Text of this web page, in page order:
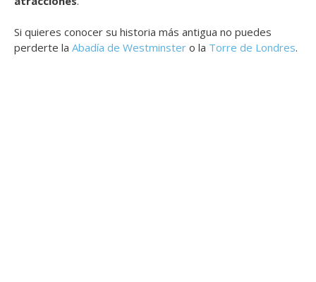
Si quieres conocer su historia más antigua no puedes
perderte la Abadía de Westminster o la Torre de Londres.